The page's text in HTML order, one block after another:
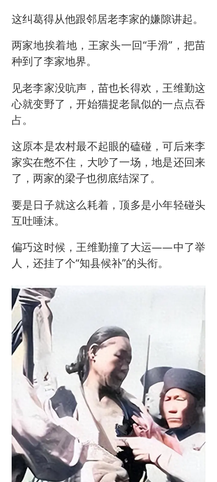
这纠葛得从他跟邻居老李家的嫌隙讲起。
两家地挨着地，王家头一回“手滑”，把苗
种到了李家地界。
见老李家没吭声，苗也长得欢，王维勤这
心就变野了，开始猫捉老鼠似的一点点吞
占。
这原本是农村最不起眼的磕碰，可后来李
家实在憋不住，大吵了一场，地是还回来
了，两家的梁子也彻底结深了。
要是日子就这么耗着，顶多是小年轻碰头
互吐唾沫。
偏巧这时候，王维勤撞了大运——中了举
人，还挂了个“知县候补”的头衔。